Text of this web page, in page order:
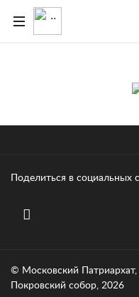
Поделиться в социальных
© Московский
Покровский собор, 2026